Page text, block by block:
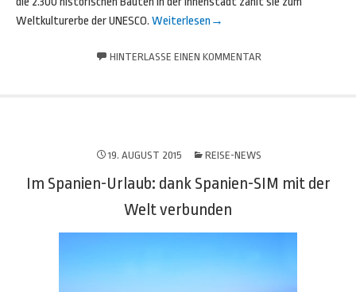
Weltkulturerbe der UNESCO. Weiterlesen →
HINTERLASSE EINEN KOMMENTAR
19. AUGUST 2015 REISE-NEWS
Im Spanien-Urlaub: dank Spanien-SIM mit der
Welt verbunden